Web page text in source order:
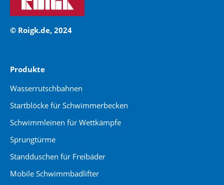
© Roigk.de, 2024
Produkte
Wasserrutschbahnen
Startblöcke für Schwimmerbecken
Schwimmleinen für Wettkämpfe
Sprungtürme
Standduschen für Freibäder
Mobile Schwimmbadlifter